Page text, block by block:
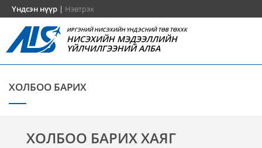
Үндсэн нүүр | Нэвтрэх
ИРГЭНИЙ НИСЭХИЙН ҮНДЭСНИЙ ТӨВ ТӨХХК
НИСЭХИЙН МЭДЭЭЛЛИЙН
ҮЙЛЧИЛГЭЭНИЙ АЛБА
ХОЛБОО БАРИХ
ХОЛБОО БАРИХ ХАЯГ